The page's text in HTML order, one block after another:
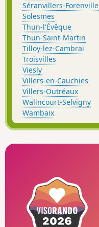
Séranvillers-Forenville
Solesmes
Thun-l'Évêque
Thun-Saint-Martin
Tilloy-lez-Cambrai
Troisvilles
Viesly
Villers-en-Cauchies
Villers-Outréaux
Walincourt-Selvigny
Wambaix